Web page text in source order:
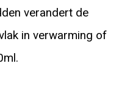
verandert de
in verwarming of